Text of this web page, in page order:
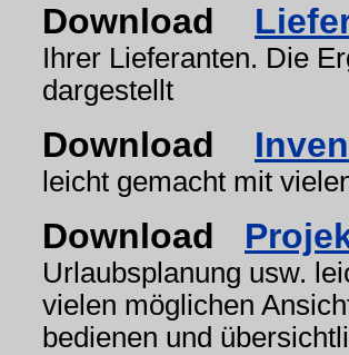
Download
Ihrer Lieferanten. Die
dargestellt
Download
leicht gemacht mit
Download
Urlaubsplanung usw.
vielen möglichen
bedienen und